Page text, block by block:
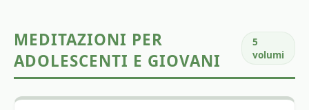
MEDITAZIONI PER
ADOLESCENTI E GIOVANI
5
volumi